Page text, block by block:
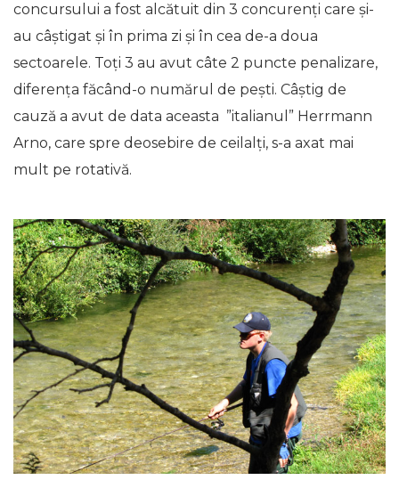
concursului a fost alcătuit din 3 concurenți care și-
au câștigat și în prima zi și în cea de-a doua
sectoarele. Toți 3 au avut câte 2 puncte penalizare,
diferența făcând-o numărul de pești. Câștig de
cauză a avut de data aceasta ”italianul” Herrmann
Arno, care spre deosebire de ceilalți, s-a axat mai
mult pe rotativă.